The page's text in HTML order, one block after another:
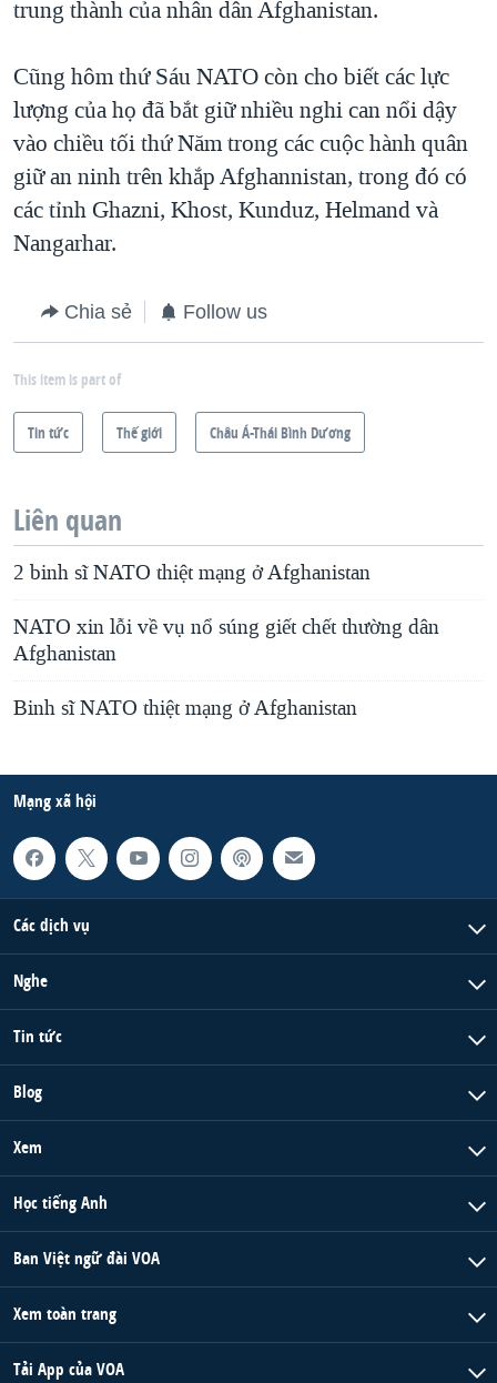
trung thành của nhân dân Afghanistan.
Cũng hôm thứ Sáu NATO còn cho biết các lực
lượng của họ đã bắt giữ nhiều nghi can nổi dậy
vào chiều tối thứ Năm trong các cuộc hành quân
giữ an ninh trên khắp Afghannistan, trong đó có
các tỉnh Ghazni, Khost, Kunduz, Helmand và
Nangarhar.
Chia sẻ Follow us
This item is part of
Tin tức Thế giới Châu Á-Thái Bình Dương
Liên quan
2 binh sĩ NATO thiệt mạng ở Afghanistan
NATO xin lỗi về vụ nổ súng giết chết thường dân
Afghanistan
Binh sĩ NATO thiệt mạng ở Afghanistan
Mạng xã hội
Các dịch vụ
Nghe
Tin tức
Blog
Xem
Học tiếng Anh
Ban Việt ngữ đài VOA
Xem toàn trang
Tải App của VOA